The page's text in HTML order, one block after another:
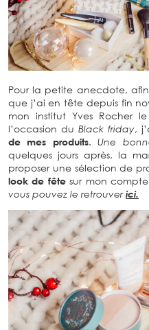
Pour la petite anecdote,
que j’ai en tête depuis fin
mon institut Yves Rocher
l’occasion duBlack friday,
de mes produits.Une
quelques jours après, la
proposer une sélection de
look de fêtesur mon
vous pouvez le retrouverici.